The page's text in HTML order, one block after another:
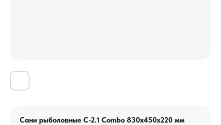
Сани рыболовные C-2.1 Combo 830x450х220 мм